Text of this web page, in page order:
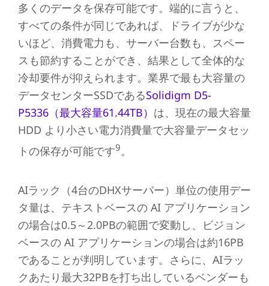
多くのデータを保存可能です。端的に言うと、
すべての条件が同じであれば、ドライブが少な
いほど、消費電力も、サーバー台数も、スペー
スも節約することができ、結果として全体的な
冷却要件が抑えられます。業界で最も大容量の
データセンターSSDであるSolidigm D5-
P5336（最大容量61.44TB） は、現在の最大容量
HDD より小さい電力消費量で大容量データセッ
トの保存が可能です9。
AIラック（4台のDHXサーバー）単位の使用デー
タ量は、テキストベースの AI アプリケーション
の場合は0.5～2.0PBの範囲で変動し、ビジョン
ベースの AI アプリケーションの場合は約16PB
であることが判明しています。さらに、AIラッ
クあたり最大32PBを打ち出しているベンダーも